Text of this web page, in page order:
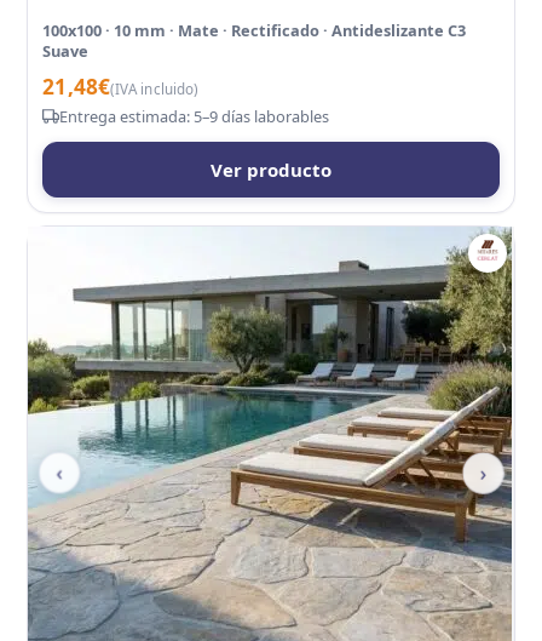
100x100 · 10 mm · Mate · Rectificado · Antideslizante C3
Suave
21,48€(IVA incluido)
Entrega estimada: 5–9 días laborables
Ver producto
‹ ›